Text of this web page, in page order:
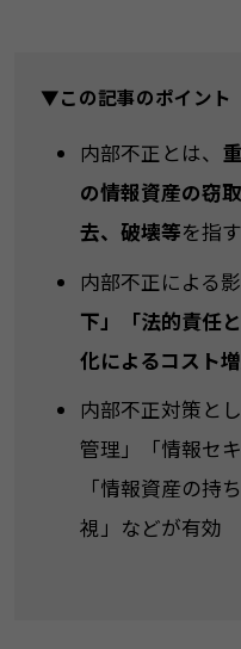
▼この記事のポイント
内部不正とは、
の情報資産の窃
去、破壊等を指す
内部不正による影
下」「法的責任
化によるコスト増
内部不正対策と
管理」「情報セ
「情報資産の持
視」などが有効